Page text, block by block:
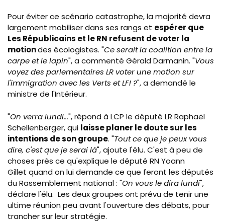
Pour éviter ce scénario catastrophe, la majorité devra
largement mobiliser dans ses rangs et espérer que
Les Républicains et le RN refusent de voter la
motiondes écologistes. "Ce serait la coalition entre la
carpe et le lapin", a commenté Gérald Darmanin. "Vous
voyez des parlementaires LR voter une motion sur
l'immigration avec les Verts et LFI ?", a demandé le
ministre de l'Intérieur.
"On verra lundi...", répond à LCP le député LR Raphaël
Schellenberger, qui laisse planer le doute sur les
intentions de son groupe. "Tout ce que je peux vous
dire, c'est que je serai là", ajoute l'élu. C'est à peu de
choses près ce qu'explique le député RN Yoann
Gillet quand on lui demande ce que feront les députés
du Rassemblement national : "On vous le dira lundi",
déclare l'élu. Les deux groupes ont prévu de tenir une
ultime réunion peu avant l'ouverture des débats, pour
trancher sur leur stratégie.